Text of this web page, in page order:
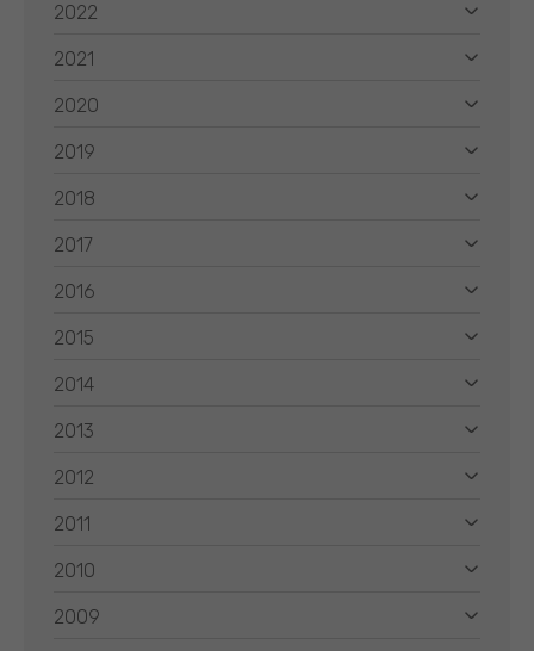
2022
2021
2020
2019
2018
2017
2016
2015
2014
2013
2012
2011
2010
2009